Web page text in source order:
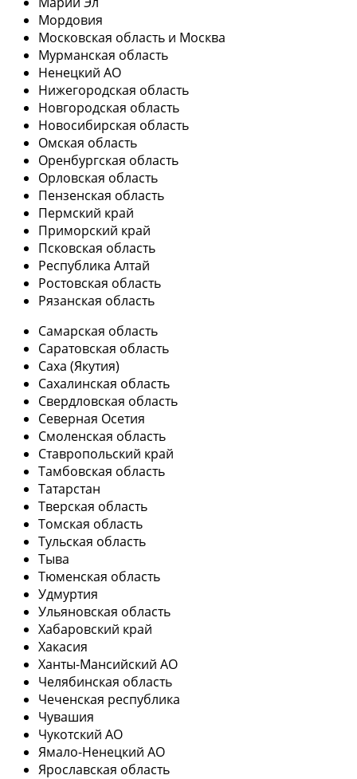
Мордовия
Московская область и Москва
Мурманская область
Ненецкий АО
Нижегородская область
Новгородская область
Новосибирская область
Омская область
Оренбургская область
Орловская область
Пензенская область
Пермский край
Приморский край
Псковская область
Республика Алтай
Ростовская область
Рязанская область
Самарская область
Саратовская область
Саха (Якутия)
Сахалинская область
Свердловская область
Северная Осетия
Смоленская область
Ставропольский край
Тамбовская область
Татарстан
Тверская область
Томская область
Тульская область
Тыва
Тюменская область
Удмуртия
Ульяновская область
Хабаровский край
Хакасия
Ханты-Мансийский АО
Челябинская область
Чеченская республика
Чувашия
Чукотский АО
Ямало-Ненецкий АО
Ярославская область